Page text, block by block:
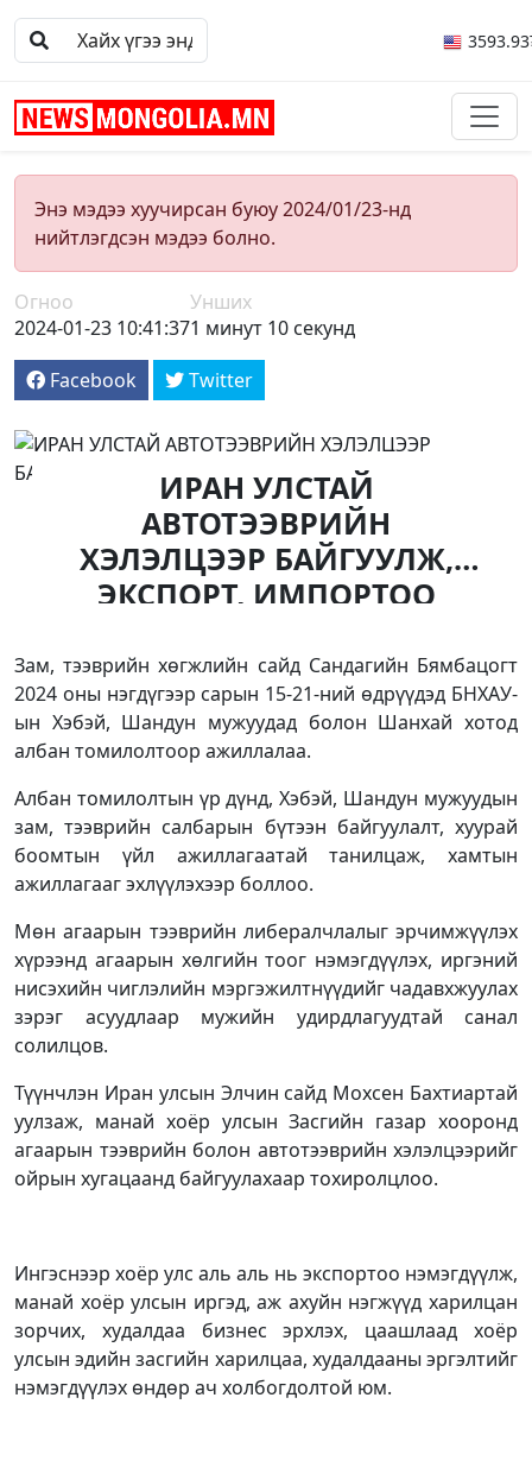
Энэ мэдээ хуучирсан буюу 2024/01/23-нд
нийтлэгдсэн мэдээ болно.
Огноо
2024-01-23 10:41:37
Унших
1 минут 10 секунд
Facebook
Twitter
ИРАН УЛСТАЙ
АВТОТЭЭВРИЙН
ХЭЛЭЛЦЭЭР БАЙГУУЛЖ,
ЭКСПОРТ, ИМПОРТОО
Зам, тээврийн хөгжлийн сайд Сандагийн Бямбацогт
2024 оны нэгдүгээр сарын 15-21-ний өдрүүдэд БНХАУ-
ын Хэбэй, Шандун мужуудад болон Шанхай хотод
албан томилолтоор ажиллалаа.
Албан томилолтын үр дүнд, Хэбэй, Шандун мужуудын
зам, тээврийн салбарын бүтээн байгуулалт, хуурай
боомтын үйл ажиллагаатай танилцаж, хамтын
ажиллагааг эхлүүлэхээр боллоо.
Мөн агаарын тээврийн либералчлалыг эрчимжүүлэх
хүрээнд агаарын хөлгийн тоог нэмэгдүүлэх, иргэний
нисэхийн чиглэлийн мэргэжилтнүүдийг чадавхжуулах
зэрэг асуудлаар мужийн удирдлагуудтай санал
солилцов.
Түүнчлэн Иран улсын Элчин сайд Мохсен Бахтиартай
уулзаж, манай хоёр улсын Засгийн газар хооронд
агаарын тээврийн болон автотээврийн хэлэлцээрийг
ойрын хугацаанд байгуулахаар тохиролцлоо.
Ингэснээр хоёр улс аль аль нь экспортоо нэмэгдүүлж,
манай хоёр улсын иргэд, аж ахуйн нэгжүүд харилцан
зорчих, худалдаа бизнес эрхлэх, цаашлаад хоёр
улсын эдийн засгийн харилцаа, худалдааны эргэлтийг
нэмэгдүүлэх өндөр ач холбогдолтой юм.